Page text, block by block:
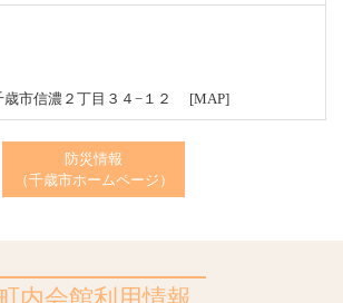
歳市信濃２丁目３４−１２ [MAP]
防災情報
（千歳市ホームページ）